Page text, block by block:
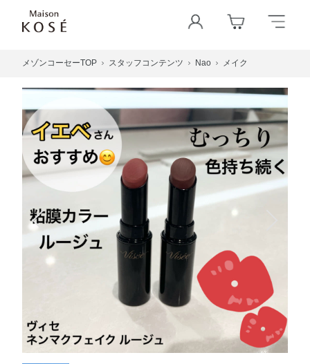
メゾンコーセーTOP スタッフコンテンツ Nao メイク